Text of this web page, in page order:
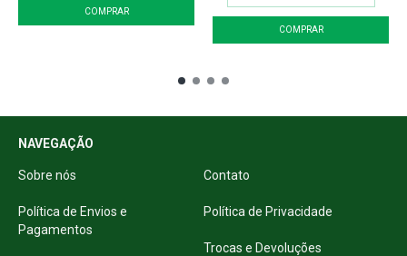
NAVEGAÇÃO
Sobre nós Contato
Política de Envios e
Pagamentos
Política de Privacidade
Trocas e Devoluções